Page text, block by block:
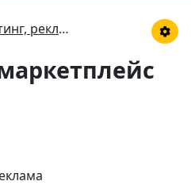
Маркетинг, реклама